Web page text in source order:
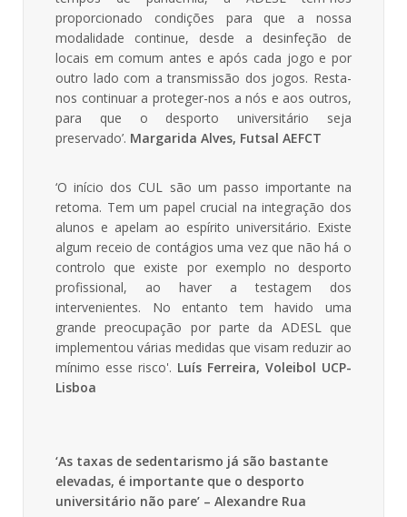
proporcionado condições para que a nossa
modalidade continue, desde a desinfeção de
locais em comum antes e após cada jogo e por
outro lado com a transmissão dos jogos. Resta-
nos continuar a proteger-nos a nós e aos outros,
para que o desporto universitário seja
preservado’. Margarida Alves, Futsal AEFCT
‘O início dos CUL são um passo importante na
retoma. Tem um papel crucial na integração dos
alunos e apelam ao espírito universitário. Existe
algum receio de contágios uma vez que não há o
controlo que existe por exemplo no desporto
profissional, ao haver a testagem dos
intervenientes. No entanto tem havido uma
grande preocupação por parte da ADESL que
implementou várias medidas que visam reduzir ao
mínimo esse risco'. Luís Ferreira, Voleibol UCP-
Lisboa
‘As taxas de sedentarismo já são bastante
elevadas, é importante que o desporto
universitário não pare’ – Alexandre Rua